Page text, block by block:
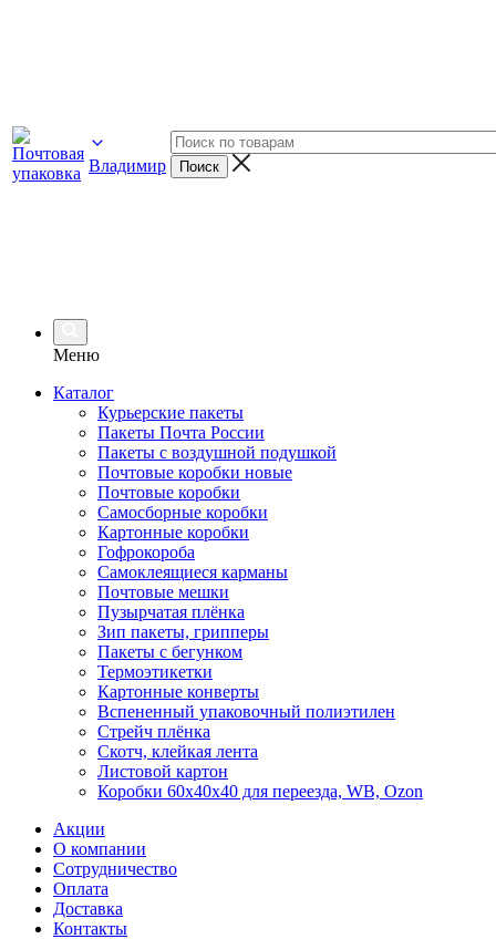
Владимир
Меню
Каталог
Курьерские пакеты
Пакеты Почта России
Пакеты с воздушной подушкой
Почтовые коробки новые
Почтовые коробки
Самосборные коробки
Картонные коробки
Гофрокороба
Самоклеящиеся карманы
Почтовые мешки
Пузырчатая плёнка
Зип пакеты, грипперы
Пакеты с бегунком
Термоэтикетки
Картонные конверты
Вспененный упаковочный полиэтилен
Стрейч плёнка
Скотч, клейкая лента
Листовой картон
Коробки 60х40х40 для переезда, WB, Ozon
Акции
О компании
Сотрудничество
Оплата
Доставка
Контакты